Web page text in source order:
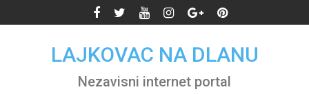
to
LAJKOVAC NA DLANU
Nezavisni internet portal